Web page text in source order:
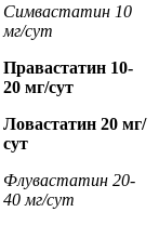
Симвастатин 10
мг/сут
Правастатин 10-
20 мг/сут
Ловастатин 20 мг/
сут
Флувастатин 20-
40 мг/сут